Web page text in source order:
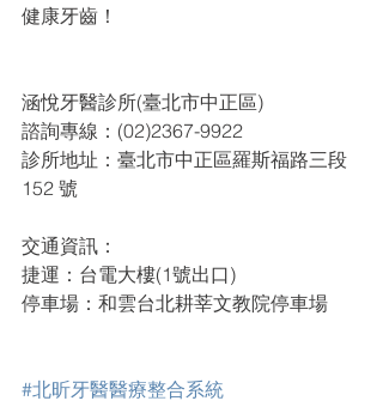
健康牙齒！
涵悅牙醫診所(臺北市中正區)
諮詢專線：(02)2367-9922
診所地址：臺北市中正區羅斯福路三段
152 號
交通資訊：
捷運：台電大樓(1號出口)
停車場：和雲台北耕莘文教院停車場
#北昕牙醫醫療整合系統